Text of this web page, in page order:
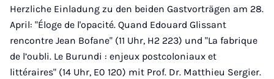
Herzliche Einladung zu den beiden Gastvorträgen am 28.
April: "Éloge de l'opacité. Quand Edouard Glissant
rencontre Jean Bofane" (11 Uhr, H2 223) und "La fabrique
de l’oubli. Le Burundi : enjeux postcoloniaux et
littéraires" (14 Uhr, E0 120) mit Prof. Dr. Matthieu Sergier.